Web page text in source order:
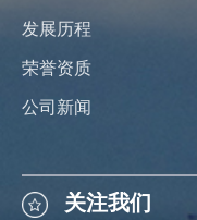
发展历程
荣誉资质
公司新闻
关注我们